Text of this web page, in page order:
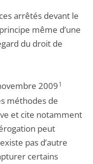
arrêtés devant le
même d’une
du droit de
20091
méthodes de
et cite notamment
peut
pas d’autre
certains